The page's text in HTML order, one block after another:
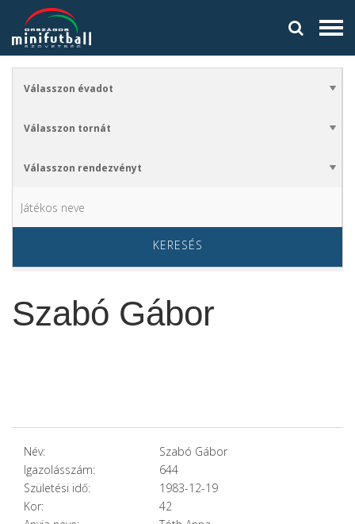
KERESÉS
Szabó Gábor
Név:
Szabó Gábor
Igazolásszám:
644
Születési idő:
1983-12-19
Kor:
42